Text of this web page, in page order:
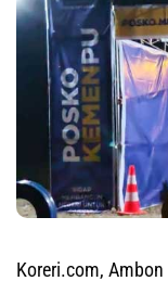
Koreri.com, Ambon